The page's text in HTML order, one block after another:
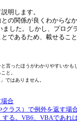
明します。
の関係が良くわからな
ました。しかし、プログ
であるため、載せるこ
言ったほうがわかりやすいかも
と。
ではありません。
合
ラス）で例外を返す場
する。VB6、VBAであれ